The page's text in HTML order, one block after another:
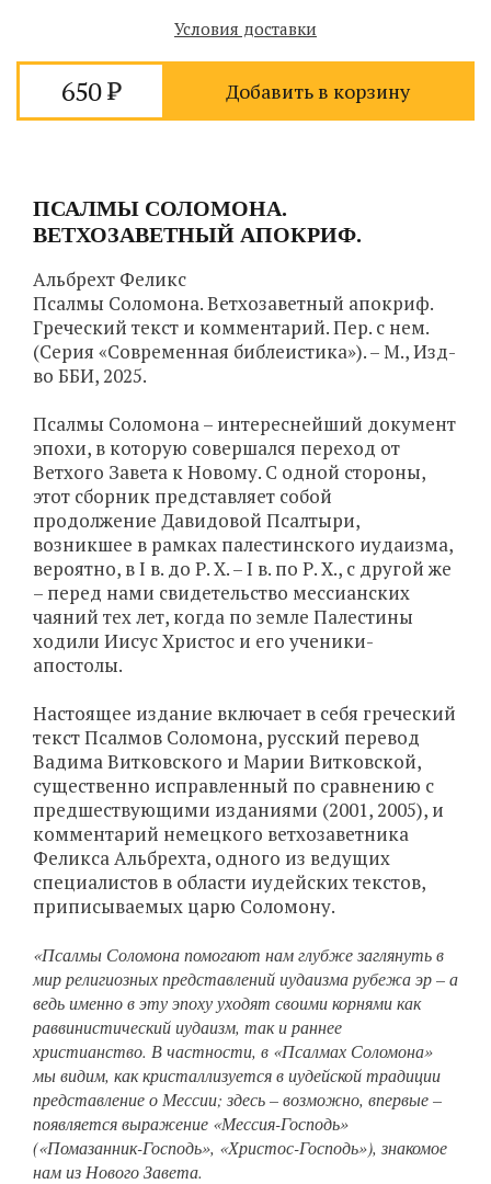
Условия доставки
650 Добавить в корзину
ПСАЛМЫ СОЛОМОНА.
ВЕТХОЗАВЕТНЫЙ АПОКРИФ.
Альбрехт Феликс
Псалмы Соломона. Ветхозаветный апокриф.
Греческий текст и комментарий. Пер. с нем.
(Серия «Современная библеистика»). – М., Изд-
во ББИ, 2025.
Псалмы Соломона – интереснейший документ
эпохи, в которую совершался переход от
Ветхого Завета к Новому. С одной стороны,
этот сборник представляет собой
продолжение Давидовой Псалтыри,
возникшее в рамках палестинского иудаизма,
вероятно, в I в. до Р. Х. – I в. по Р. Х., с другой же
– перед нами свидетельство мессианских
чаяний тех лет, когда по земле Палестины
ходили Иисус Христос и его ученики-
апостолы.
Настоящее издание включает в себя греческий
текст Псалмов Соломона, русский перевод
Вадима Витковского и Марии Витковской,
существенно исправленный по сравнению с
предшествующими изданиями (2001, 2005), и
комментарий немецкого ветхозаветника
Феликса Альбрехта, одного из ведущих
специалистов в области иудейских текстов,
приписываемых царю Соломону.
«Псалмы Соломона помогают нам глубже заглянуть в
мир религиозных представлений иудаизма рубежа эр – а
ведь именно в эту эпоху уходят своими корнями как
раввинистический иудаизм, так и раннее
христианство. В частности, в «Псалмах Соломона»
мы видим, как кристаллизуется в иудейской традиции
представление о Мессии; здесь – возможно, впервые –
появляется выражение «Мессия-Господь»
(«Помазанник-Господь», «Христос-Господь»), знакомое
нам из Нового Завета.